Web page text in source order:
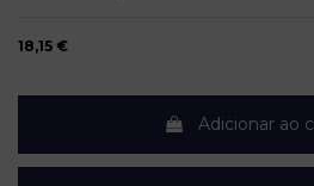
18,15 €
Adicionar ao